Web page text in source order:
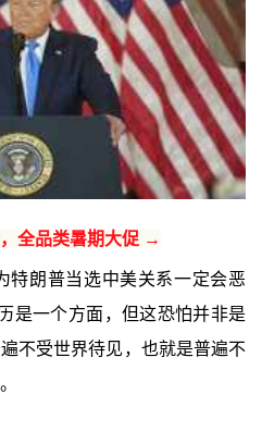
全品类暑期大促 →
特朗普当选中美关系一定会恶
是一个方面，但这恐怕并非是
不受世界待见，也就是普遍不